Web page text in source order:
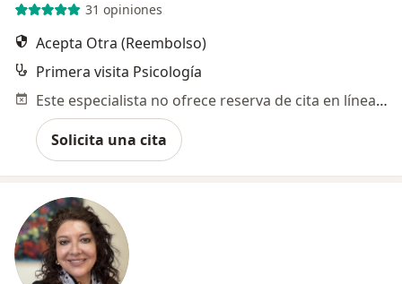
31 opiniones
Acepta Otra (Reembolso)
Primera visita Psicología
Este especialista no ofrece reserva de cita en línea en esta dirección.
Solicita una cita